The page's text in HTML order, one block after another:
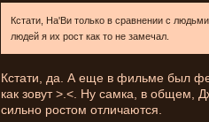
Кстати, На'Ви только в сравнении с
людей я их рост как то не замечал.
Кстати, да. А еще в фильме был
как зовут >.<. Ну самка, в общем,
сильно ростом отличаются.